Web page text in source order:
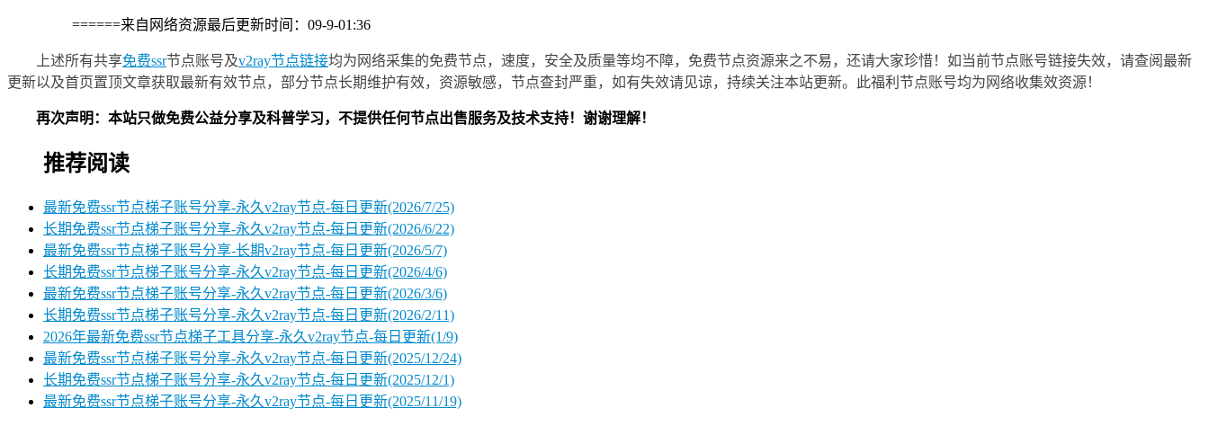
======来自网络资源最后更新时间：09-9-01:36
上述所有共享免费ssr节点账号及v2ray节点链接均为网络采集的免费节点，速度，安全及质量等均不障，免费节点资源来之不易，还请大家珍惜！如当前节点账号链接失效，请查阅最新
更新以及首页置顶文章获取最新有效节点，部分节点长期维护有效，资源敏感，节点查封严重，如有失效请见谅，持续关注本站更新。此福利节点账号均为网络收集效资源！
再次声明：本站只做免费公益分享及科普学习，不提供任何节点出售服务及技术支持！谢谢理解！
推荐阅读
最新免费ssr节点梯子账号分享-永久v2ray节点-每日更新(2026/7/25)
长期免费ssr节点梯子账号分享-永久v2ray节点-每日更新(2026/6/22)
最新免费ssr节点梯子账号分享-长期v2ray节点-每日更新(2026/5/7)
长期免费ssr节点梯子账号分享-永久v2ray节点-每日更新(2026/4/6)
最新免费ssr节点梯子账号分享-永久v2ray节点-每日更新(2026/3/6)
长期免费ssr节点梯子账号分享-永久v2ray节点-每日更新(2026/2/11)
2026年最新免费ssr节点梯子工具分享-永久v2ray节点-每日更新(1/9)
最新免费ssr节点梯子账号分享-永久v2ray节点-每日更新(2025/12/24)
长期免费ssr节点梯子账号分享-永久v2ray节点-每日更新(2025/12/1)
最新免费ssr节点梯子账号分享-永久v2ray节点-每日更新(2025/11/19)